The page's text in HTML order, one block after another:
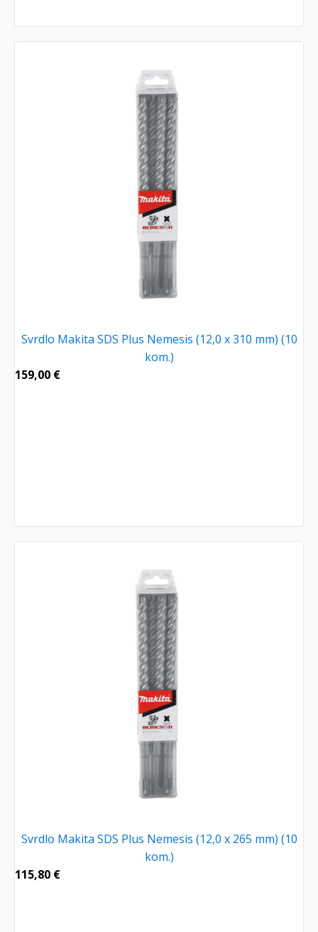
Svrdlo Makita SDS Plus Nemesis (12,0 x 310 mm) (10
kom.)
159,00 €
Svrdlo Makita SDS Plus Nemesis (12,0 x 265 mm) (10
kom.)
115,80 €